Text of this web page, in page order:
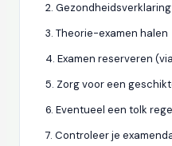
2.
3. Theorie-examen halen
4. Examen reserveren
5. Zorg voor een
6. Eventueel een tolk
7. Controleer je